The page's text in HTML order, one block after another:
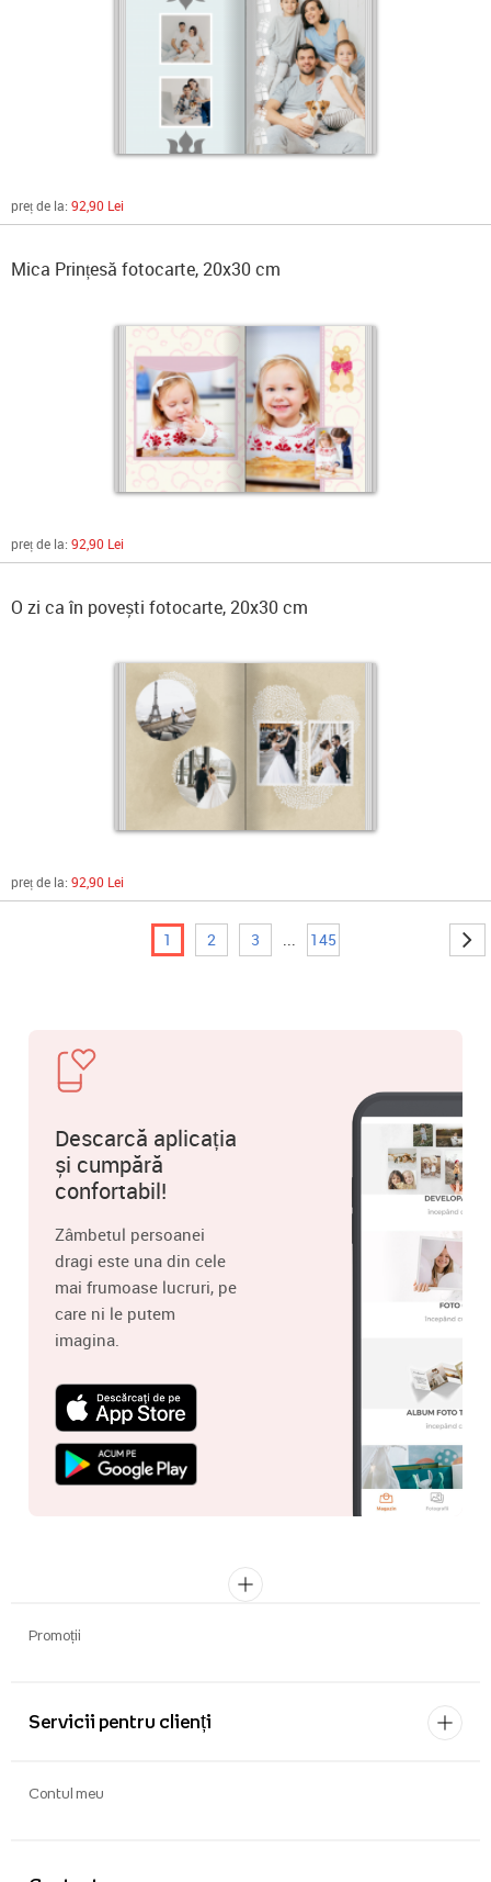
preț de la: 92,90 Lei
Mica Prințesă fotocarte, 20x30 cm
preț de la: 92,90 Lei
O zi ca în povești fotocarte, 20x30 cm
preț de la: 92,90 Lei
1 2 3 145
Descarcă aplicația
și cumpără
confortabil!
Zâmbetul persoanei
dragi este una din cele
mai frumoase lucruri, pe
care ni le putem
imagina.
Promoții
Servicii pentru clienți
Contul meu